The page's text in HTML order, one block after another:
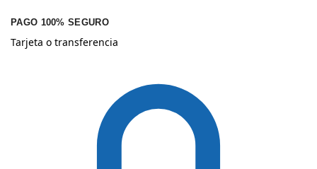
PAGO 100% SEGURO
Tarjeta o transferencia